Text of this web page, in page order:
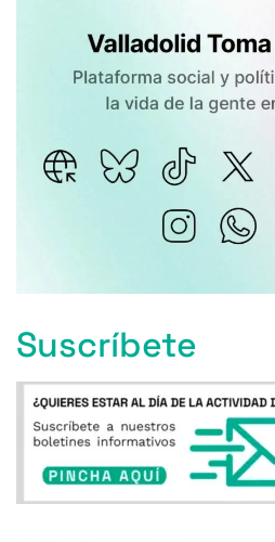
Suscríbete